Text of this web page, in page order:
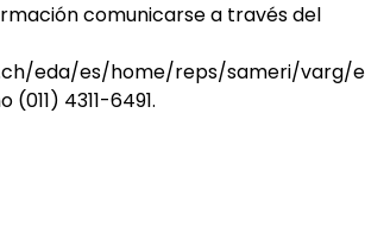
comunicarse a través del
eda/es/home/reps/sameri/varg/
4311-6491.